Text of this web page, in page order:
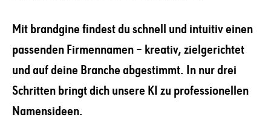
Mit brandgine findest du schnell und intuitiv einen
passenden Firmennamen – kreativ, zielgerichtet
und auf deine Branche abgestimmt. In nur drei
Schritten bringt dich unsere KI zu professionellen
Namensideen.